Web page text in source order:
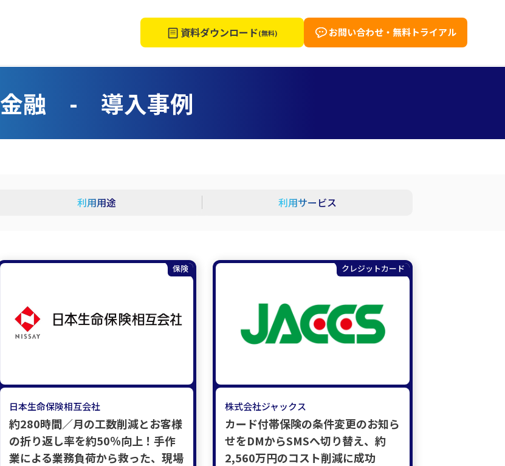
資料ダウンロード(無料) お問い合わせ・無料トライアル
金融 - 導入事例
利用用途 利用サービス
保険
日本生命保険相互会社
約280時間／月の工数削減とお客様
の折り返し率を約50％向上！手作
業による業務負荷から救った、現場
クレジットカード
株式会社ジャックス
カード付帯保険の条件変更のお知ら
せをDMからSMSへ切り替え、約
2,560万円のコスト削減に成功